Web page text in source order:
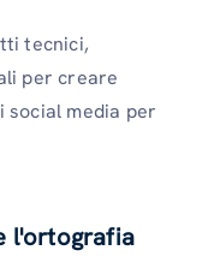
tecnici,
per creare
social media per
l'ortografia